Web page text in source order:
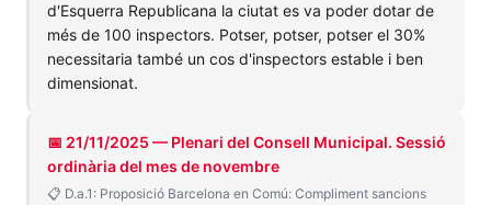
d'Esquerra Republicana la ciutat es va poder dotar de
més de 100 inspectors. Potser, potser, potser el 30%
necessitaria també un cos d'inspectors estable i ben
dimensionat.
📅 21/11/2025 — Plenari del Consell Municipal. Sessió
ordinària del mes de novembre
📋 D.a.1: Proposició Barcelona en Comú: Compliment sancions